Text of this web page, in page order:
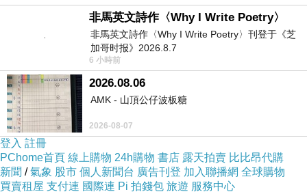
非馬英文詩作〈Why I Write Poetry〉
非馬英文詩作〈Why I Write Poetry〉刊登于《芝
加哥时报》2026.8.7
6 小時前
2026.08.06
AMK - 山頂公仔波板糖
2026-08-07
登入 註冊
PChome首頁 線上購物 24h購物 書店 露天拍賣 比比昂代購
新聞 /氣象 股市 個人新聞台 廣告刊登 加入聯播網 全球購物
買賣租屋 支付連 國際連 Pi 拍錢包 旅遊 服務中心